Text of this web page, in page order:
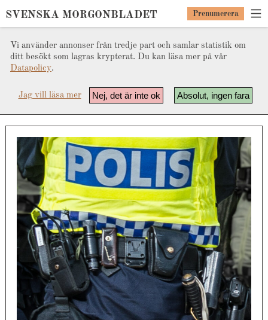
Vi använder annonser från tredje part och samlar statistik om
ditt besökt som lagras krypterat. Du kan läsa mer på vår
Datapolicy.
Absolut, ingen fara
Nej, det är inte ok
Jag vill läsa mer
SVENSKA MORGONBLADET Prenumerera